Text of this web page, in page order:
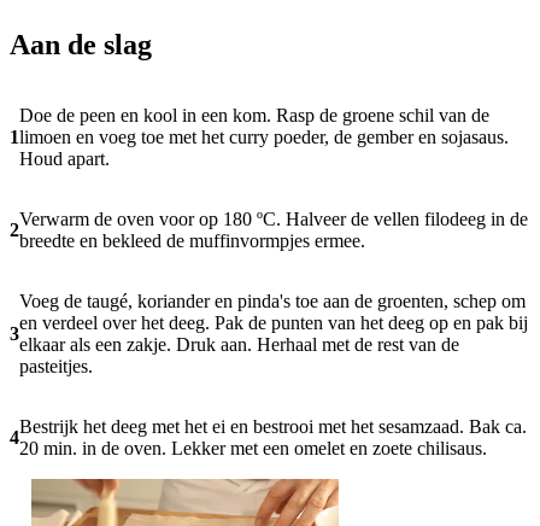
Aan de slag
1
Doe de peen en kool in een kom. Rasp de groene schil van de
limoen en voeg toe met het curry poeder, de gember en sojasaus.
Houd apart.
2
Verwarm de oven voor op 180 ºC. Halveer de vellen filodeeg in de
breedte en bekleed de muffinvormpjes ermee.
3
Voeg de taugé, koriander en pinda's toe aan de groenten, schep om
en verdeel over het deeg. Pak de punten van het deeg op en pak bij
elkaar als een zakje. Druk aan. Herhaal met de rest van de
pasteitjes.
4
Bestrijk het deeg met het ei en bestrooi met het sesamzaad. Bak ca.
20 min. in de oven. Lekker met een omelet en zoete chilisaus.